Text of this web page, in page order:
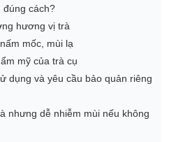
đúng cách?
hương vị trà
mốc, mùi lạ
mỹ của trà cụ
dụng và yêu cầu bảo quản riêng
nhưng dễ nhiễm mùi nếu không